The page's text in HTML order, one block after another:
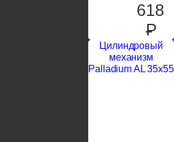
618
P
Цилиндровый
механизм
Palladium AL 35x55